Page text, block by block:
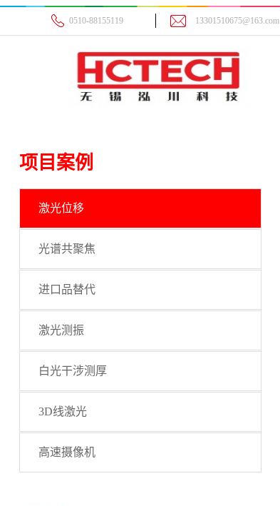
0510-88155119 13301510675@163.com
项目案例
激光位移
光谱共聚焦
进口品替代
激光测振
白光干涉测厚
3D线激光
高速摄像机